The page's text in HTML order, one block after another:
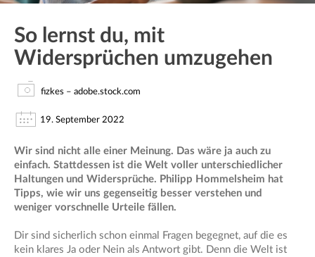
So lernst du, mit
Widersprüchen umzugehen
fizkes – adobe.stock.com
19. September 2022
Wir sind nicht alle einer Meinung. Das wäre ja auch zu
einfach. Stattdessen ist die Welt voller unterschiedlicher
Haltungen und Widersprüche. Philipp Hommelsheim hat
Tipps, wie wir uns gegenseitig besser verstehen und
weniger vorschnelle Urteile fällen.
Dir sind sicherlich schon einmal Fragen begegnet, auf die es
kein klares Ja oder Nein als Antwort gibt. Denn die Welt ist